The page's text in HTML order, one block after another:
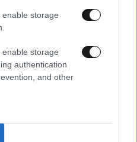
storage
storage
authentication
and other